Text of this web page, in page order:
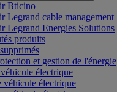
Bticino
Legrand cable management
Legrand Energies Solutions
produits
et gestion de l'énergie
électrique
véhicule électrique